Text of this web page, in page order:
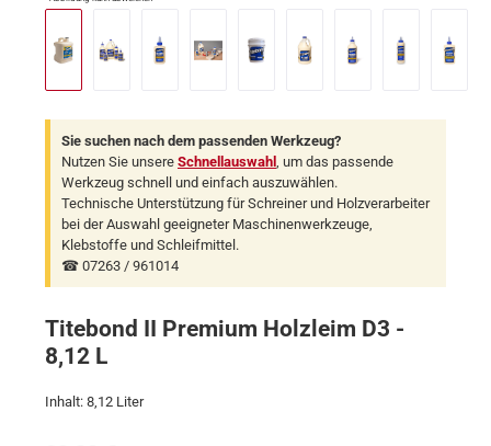
Sie suchen nach dem passenden Werkzeug?
Nutzen Sie unsere Schnellauswahl , um das passende
Werkzeug schnell und einfach auszuwählen.
Technische Unterstützung für Schreiner und Holzverarbeiter
bei der Auswahl geeigneter Maschinenwerkzeuge,
Klebstoffe und Schleifmittel.
☎ 07263 / 961014
Titebond II Premium Holzleim D3 -
8,12 L
Inhalt: 8,12 Liter